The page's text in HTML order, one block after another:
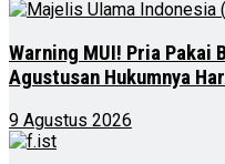
Warning MUI! Pria Pakai
Agustusan Hukumnya
9 Agustus 2026